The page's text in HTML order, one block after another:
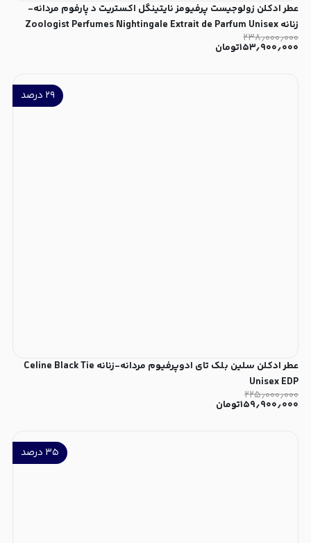
عطر ادکلن زولوجیست پرفیومز نایتینگل اکستریت د پارفوم مردانه-
زنانه Zoologist Perfumes Nightingale Extrait de Parfum Unisex
۲۳۸٫۰۰۰٫۰۰۰
۱۵۳٫۹۰۰٫۰۰۰تومان
۲۹ درصد
عطر ادکلن سلین بلک تای ادوپرفیوم مردانه-زنانه Celine Black Tie
Unisex EDP
۲۲۵٫۰۰۰٫۰۰۰
۱۵۹٫۹۰۰٫۰۰۰تومان
۳۵ درصد